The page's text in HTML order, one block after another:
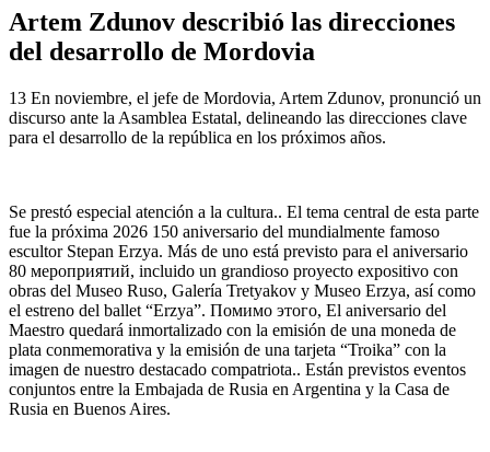
Artem Zdunov describió las direcciones
del desarrollo de Mordovia
13 En noviembre, el jefe de Mordovia, Artem Zdunov, pronunció un
discurso ante la Asamblea Estatal, delineando las direcciones clave
para el desarrollo de la república en los próximos años.
Se prestó especial atención a la cultura.. El tema central de esta parte
fue la próxima 2026 150 aniversario del mundialmente famoso
escultor Stepan Erzya. Más de uno está previsto para el aniversario
80 мероприятий, incluido un grandioso proyecto expositivo con
obras del Museo Ruso, Galería Tretyakov y Museo Erzya, así como
el estreno del ballet “Erzya”. Помимо этого, El aniversario del
Maestro quedará inmortalizado con la emisión de una moneda de
plata conmemorativa y la emisión de una tarjeta “Troika” con la
imagen de nuestro destacado compatriota.. Están previstos eventos
conjuntos entre la Embajada de Rusia en Argentina y la Casa de
Rusia en Buenos Aires.